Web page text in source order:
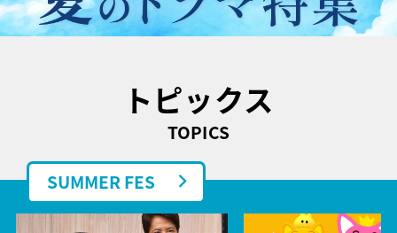
トピックス
TOPICS
SUMMER FES